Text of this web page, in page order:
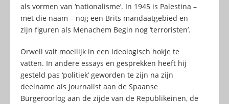
als vormen van ‘nationalisme’. In 1945 is Palestina –
met die naam – nog een Brits mandaatgebied en
zijn figuren als Menachem Begin nog ‘terroristen’.
Orwell valt moeilijk in een ideologisch hokje te
vatten. In andere essays en gesprekken heeft hij
gesteld pas ‘politiek’ geworden te zijn na zijn
deelname als journalist aan de Spaanse
Burgeroorlog aan de zijde van de Republikeinen, de